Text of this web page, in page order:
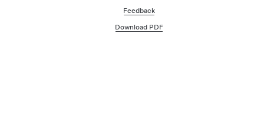
Feedback
Download PDF